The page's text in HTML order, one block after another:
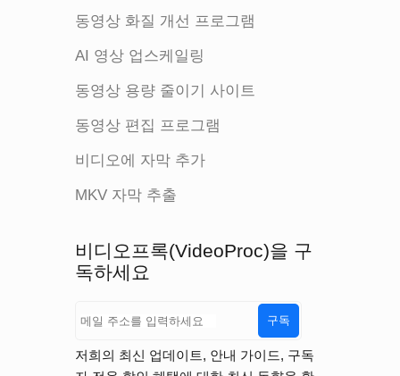
동영상 화질 개선 프로그램
AI 영상 업스케일링
동영상 용량 줄이기 사이트
동영상 편집 프로그램
비디오에 자막 추가
MKV 자막 추출
비디오프록(VideoProc)을 구
독하세요
구독
저희의 최신 업데이트, 안내 가이드, 구독